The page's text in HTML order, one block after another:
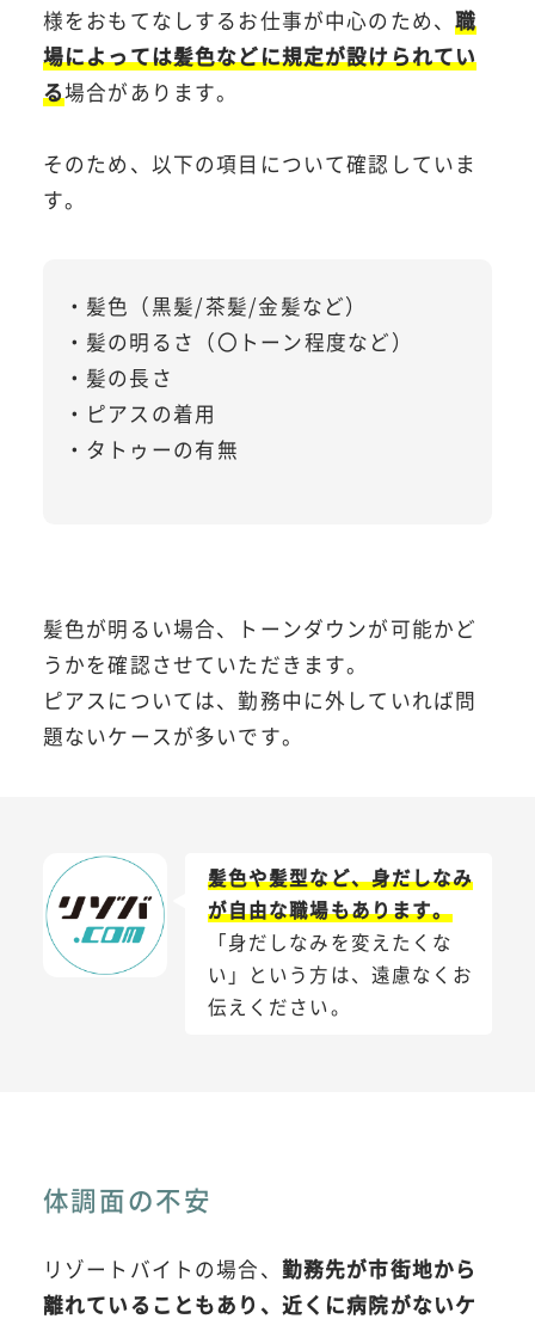
様をおもてなしするお仕事が中心のため、職
場によっては髪色などに規定が設けられてい
る場合があります。
そのため、以下の項目について確認していま
す。
・髪色（黒髪/茶髪/金髪など）
・髪の明るさ（〇トーン程度など）
・髪の長さ
・ピアスの着用
・タトゥーの有無
髪色が明るい場合、トーンダウンが可能かど
うかを確認させていただきます。
ピアスについては、勤務中に外していれば問
題ないケースが多いです。
髪色や髪型など、身だしなみ
が自由な職場もあります。
「身だしなみを変えたくな
い」という方は、遠慮なくお
伝えください。
体調面の不安
リゾートバイトの場合、 勤務先が市街地から
離れていることもあり、近くに病院がないケ